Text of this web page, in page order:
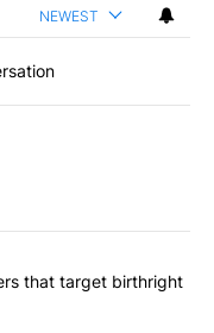
NEWEST
articles in the last
orders that
that target birthright